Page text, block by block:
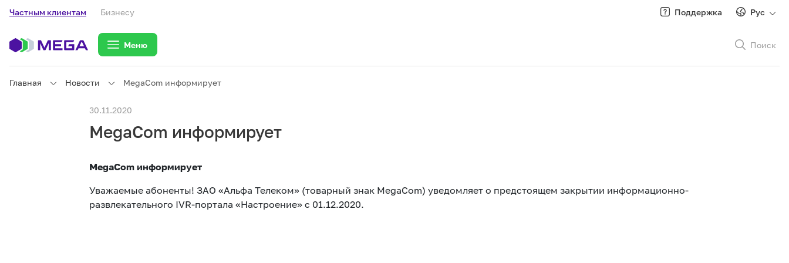
Частным клиентам Бизнесу Поддержка Рус
Меню Поиск
Частным клиентам
Акции
Главная Новости MegaCom информирует
30.11.2020
MegaCom информирует
MegaCom информирует
Уважаемые абоненты! ЗАО «Альфа Телеком» (товарный знак MegaCom) уведомляет о предстоящем закрытии информационно-
развлекательного IVR-портала «Настроение» с 01.12.2020.